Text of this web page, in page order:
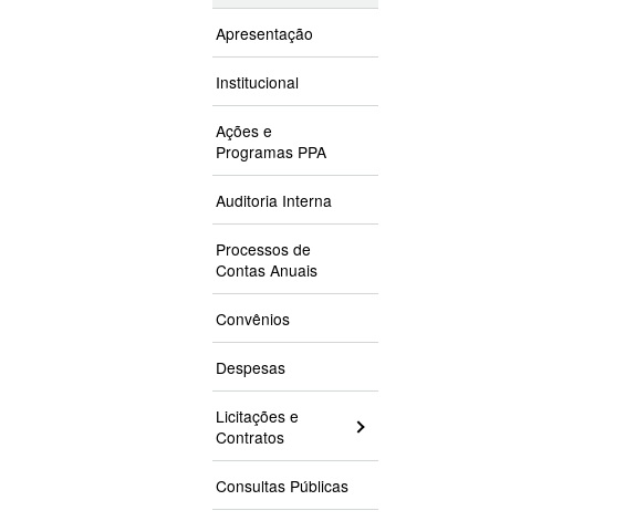
Apresentação
Institucional
Ações e
Programas PPA
Auditoria Interna
Processos de
Contas Anuais
Convênios
Despesas
Licitações e
Contratos
Consultas Públicas